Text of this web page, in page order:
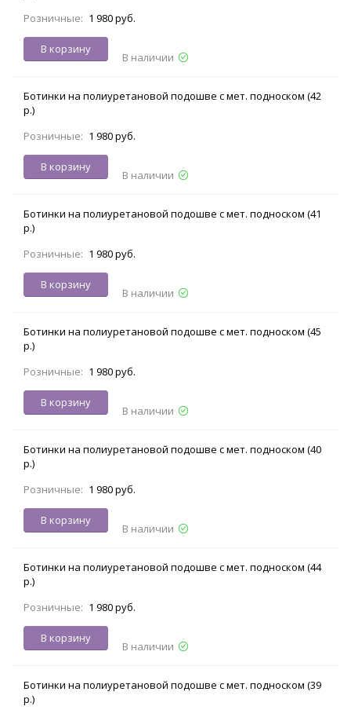
Розничные: 1 980 руб.
В корзину
В наличии
Ботинки на полиуретановой подошве с мет. подноском (42
р.)
Розничные: 1 980 руб.
В корзину
В наличии
Ботинки на полиуретановой подошве с мет. подноском (41
р.)
Розничные: 1 980 руб.
В корзину
В наличии
Ботинки на полиуретановой подошве с мет. подноском (45
р.)
Розничные: 1 980 руб.
В корзину
В наличии
Ботинки на полиуретановой подошве с мет. подноском (40
р.)
Розничные: 1 980 руб.
В корзину
В наличии
Ботинки на полиуретановой подошве с мет. подноском (44
р.)
Розничные: 1 980 руб.
В корзину
В наличии
Ботинки на полиуретановой подошве с мет. подноском (39
р.)